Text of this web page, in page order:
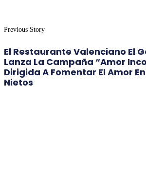
Previous Story
El Restaurante Valenciano El
Lanza La Campaña “Amor
Dirigida A Fomentar El Amor
Nietos